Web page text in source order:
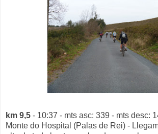
km 9,5 - 10:37 - mts asc: 339 - mts desc:
Monte do Hospital (Palas de Rei) -